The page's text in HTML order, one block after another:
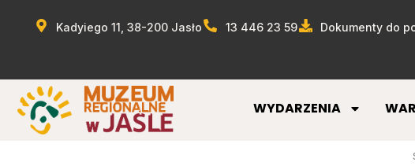
Kadyiego 11, 38-200 Jasło 13 446 23 59 Dokumenty do
WYDARZENIA